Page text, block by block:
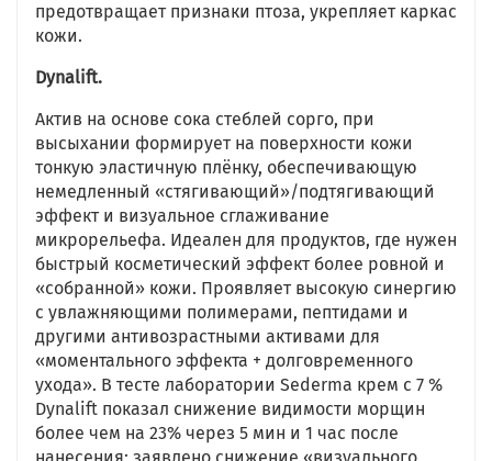
предотвращает признаки птоза, укрепляет каркас
кожи.
Dynalift.
Актив на основе сока стеблей сорго, при
высыхании формирует на поверхности кожи
тонкую эластичную плёнку, обеспечивающую
немедленный «стягивающий»/подтягивающий
эффект и визуальное сглаживание
микрорельефа. Идеален для продуктов, где нужен
быстрый косметический эффект более ровной и
«собранной» кожи. Проявляет высокую синергию
с увлажняющими полимерами, пептидами и
другими антивозрастными активами для
«моментального эффекта + долговременного
ухода». В тесте лаборатории Sederma крем с 7 %
Dynalift показал снижение видимости морщин
более чем на 23% через 5 мин и 1 час после